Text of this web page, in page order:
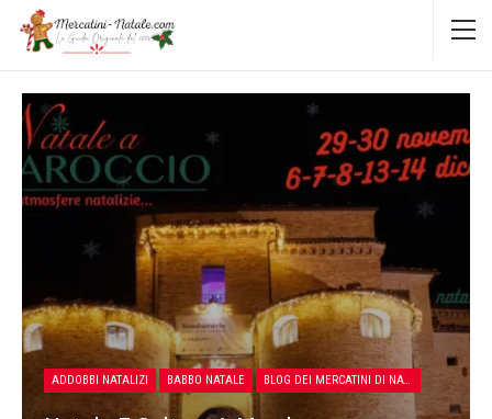
ADDOBBI NATALIZI BABBO NATALE BLOG DEI MERCATINI DI NATALE